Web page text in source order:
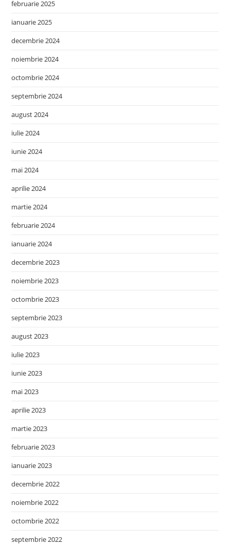
februarie 2025
ianuarie 2025
decembrie 2024
noiembrie 2024
octombrie 2024
septembrie 2024
august 2024
iulie 2024
iunie 2024
mai 2024
aprilie 2024
martie 2024
februarie 2024
ianuarie 2024
decembrie 2023
noiembrie 2023
octombrie 2023
septembrie 2023
august 2023
iulie 2023
iunie 2023
mai 2023
aprilie 2023
martie 2023
februarie 2023
ianuarie 2023
decembrie 2022
noiembrie 2022
octombrie 2022
septembrie 2022